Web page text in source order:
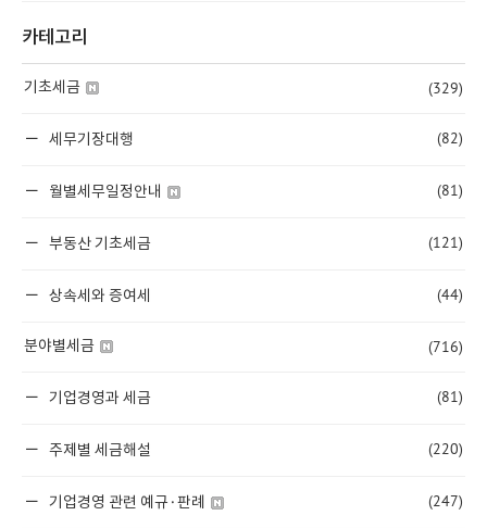
카테고리
기초세금 (329)
세무기장대행 (82)
월별세무일정안내 (81)
부동산 기초세금 (121)
상속세와 증여세 (44)
분야별세금 (716)
기업경영과 세금 (81)
주제별 세금해설 (220)
기업경영 관련 예규·판례 (247)